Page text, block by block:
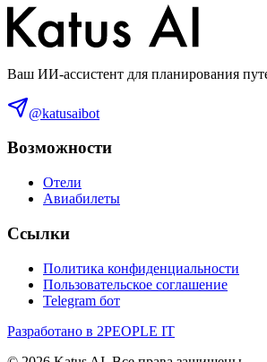
Ваш ИИ-ассистент для планирования
@katusaibot
Возможности
Отели
Авиабилеты
Ссылки
Политика конфиденциальности
Пользовательское соглашение
Telegram бот
Разработано в 2PEOPLE IT